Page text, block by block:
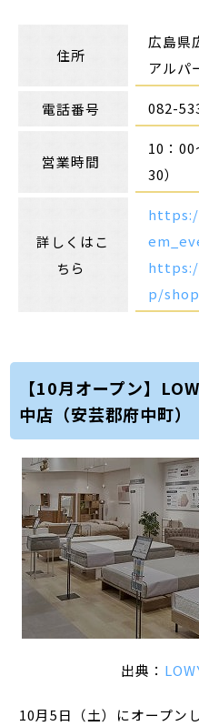
住所
広島県
アルパ
電話番号 082-
営業時間
10：00
30）
詳しくはこ
ちら
p/
【10月オープン】
中店（安芸郡府中町）
出典：
10月5日（土）にオープン